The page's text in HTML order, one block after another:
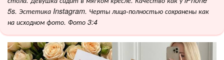
5s. Эстетика Instagram. Черты лица-полностью сохранены как
на исходном фото. Фото 3:4